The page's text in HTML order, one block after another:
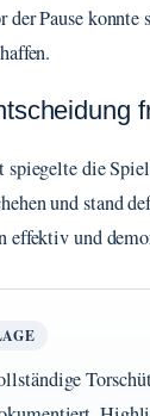
Pause konnte
spiegelte die
und stand
effektiv und